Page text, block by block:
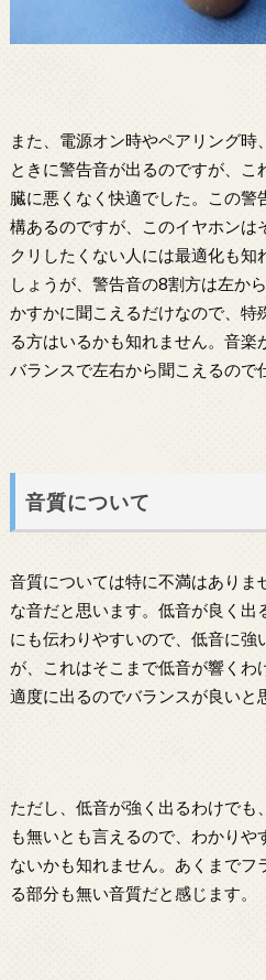
また、電源オン時やペアリング時
ときに警告音が出るのですが、
臓に悪くなく快適でした。この警
構あるのですが、このイヤホンは
クリしたくない人には最適化も
しょうが、警告音の8割方は左か
かすかに聞こえるだけなので、特
る方はいるかも知れません。音楽
バランスで左右から聞こえるので
音質について
音質については特に不満はありま
な音だと思います。低音が良く出
にも伝わりやすいので、低音に強
が、これはそこまで低音が響くわ
適度に出るのでバランスが良いと
ただし、低音が強く出るわけでも
も無いとも言えるので、わかり
ないかも知れません。あくまでフ
る部分も無い音質だと感じます。